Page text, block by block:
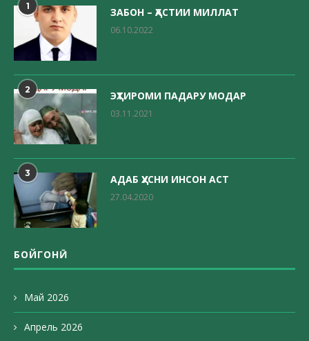
1 ЗАБОН – ҲАСТИИ МИЛЛАТ
06.10.2022
2 ЭҲТИРОМИ ПАДАРУ МОДАР
03.11.2021
3 АДАБ ҲУСНИ ИНСОН АСТ
27.04.2020
БОЙГОНӢ
Май 2026
Апрель 2026